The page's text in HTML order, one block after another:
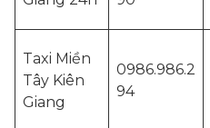
Taxi Miền
Tây Kiên
Giang
0986.986.2
94